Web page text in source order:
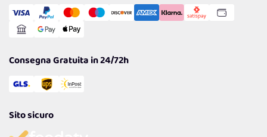
Gestisci Cookie
Reso Facile e Veloce
Consegna Gratuita in 24/72h
Sito sicuro